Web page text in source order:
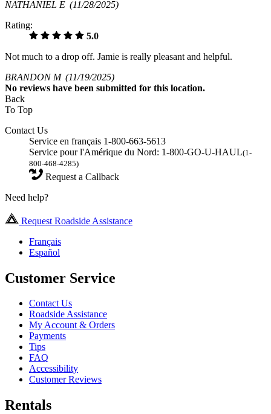
NATHANIEL E (11/28/2025)
Rating:
5.0
Not much to a drop off. Jamie is really pleasant and helpful.
BRANDON M (11/19/2025)
No reviews have been submitted for this location.
Back
To Top
Contact Us
Service en français 1-800-663-5613
Service pour l'Amérique du Nord: 1-800-GO-U-HAUL(1-
800-468-4285)
Request a Callback
Need help?
Request Roadside Assistance
Français
Español
Customer Service
Contact Us
Roadside Assistance
My Account & Orders
Payments
Tips
FAQ
Accessibility
Customer Reviews
Rentals